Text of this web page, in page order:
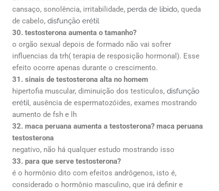
cansaço, sonolência, irritabilidade, perda de libido, queda
de cabelo, disfunção erétil
30. testosterona aumenta o tamanho?
o orgão sexual depois de formado não vai sofrer
influencias da trh( terapia de resposição hormonal). Esse
efeito ocorre apenas durante o crescimento.
31. sinais de testosterona alta no homem
hipertofia muscular, diminuição dos testiculos, disfunção
erétil, ausência de espermatozóides, exames mostrando
aumento de fsh e lh
32. maca peruana aumenta a testosterona? maca peruana
testosterona
negativo, não há qualquer estudo mostrando isso
33. para que serve testosterona?
é o hormônio dito com efeitos andrôgenos, isto é,
considerado o hormônio masculino, que irá definir e